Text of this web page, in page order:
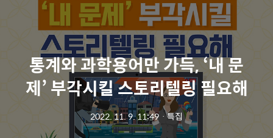
통계와 과학용어만 가득, ‘내 문
제’ 부각시킬 스토리텔링 필요해
2022. 11. 9. 11:49 ㆍ특집